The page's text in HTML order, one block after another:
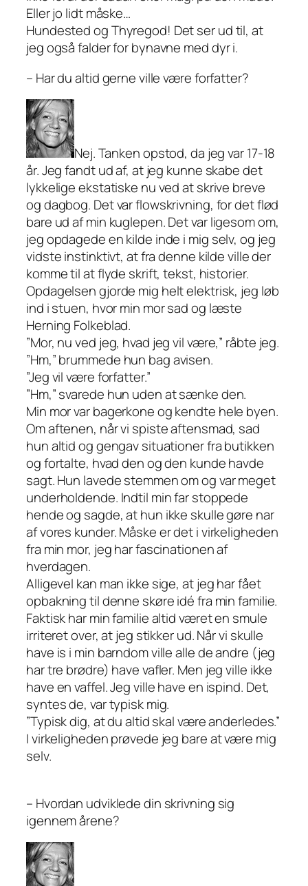
Eller jo lidt måske…
Hundested og Thyregod! Det ser ud til, at
jeg også falder for bynavne med dyr i.
– Har du altid gerne ville være forfatter?
Nej. Tanken opstod, da jeg var 17-18
år. Jeg fandt ud af, at jeg kunne skabe det
lykkelige ekstatiske nu ved at skrive breve
og dagbog. Det var flowskrivning, for det flød
bare ud af min kuglepen. Det var ligesom om,
jeg opdagede en kilde inde i mig selv, og jeg
vidste instinktivt, at fra denne kilde ville der
komme til at flyde skrift, tekst, historier.
Opdagelsen gjorde mig helt elektrisk, jeg løb
ind i stuen, hvor min mor sad og læste
Herning Folkeblad.
”Mor, nu ved jeg, hvad jeg vil være,” råbte jeg.
”Hm,” brummede hun bag avisen.
”Jeg vil være forfatter.”
”Hm,” svarede hun uden at sænke den.
Min mor var bagerkone og kendte hele byen.
Om aftenen, når vi spiste aftensmad, sad
hun altid og gengav situationer fra butikken
og fortalte, hvad den og den kunde havde
sagt. Hun lavede stemmen om og var meget
underholdende. Indtil min far stoppede
hende og sagde, at hun ikke skulle gøre nar
af vores kunder. Måske er det i virkeligheden
fra min mor, jeg har fascinationen af
hverdagen.
Alligevel kan man ikke sige, at jeg har fået
opbakning til denne skøre idé fra min familie.
Faktisk har min familie altid været en smule
irriteret over, at jeg stikker ud. Når vi skulle
have is i min barndom ville alle de andre (jeg
har tre brødre) have vafler. Men jeg ville ikke
have en vaffel. Jeg ville have en ispind. Det,
syntes de, var typisk mig.
”Typisk dig, at du altid skal være anderledes.”
I virkeligheden prøvede jeg bare at være mig
selv.
– Hvordan udviklede din skrivning sig
igennem årene?